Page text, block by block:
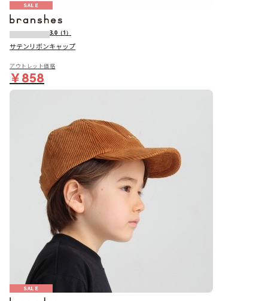
SALE
3.0 （1）
サテンリボンキャップ
アウトレット価格
￥858
SALE